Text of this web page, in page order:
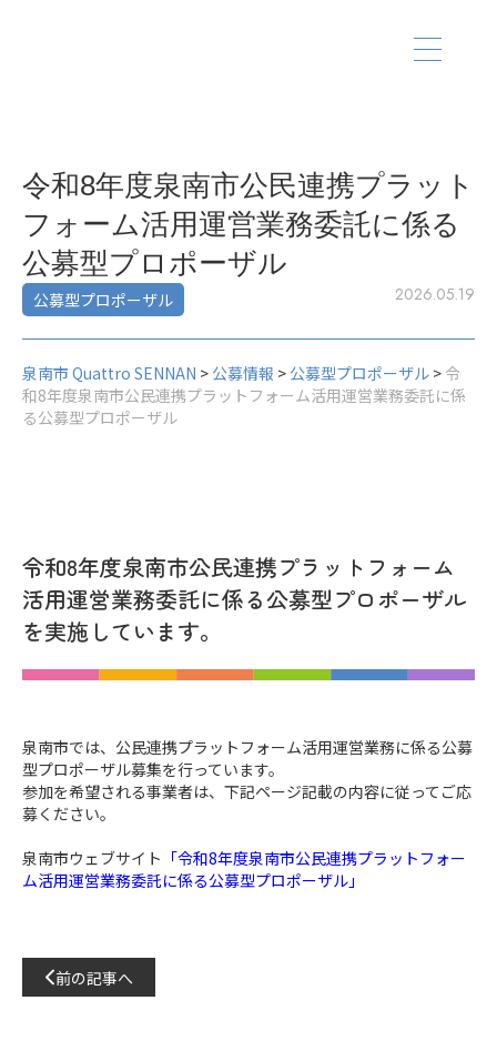
令和8年度泉南市公民連携プラット
フォーム活用運営業務委託に係る
公募型プロポーザル
公募型プロポーザル 2026.05.19
泉南市 Quattro SENNAN > 公募情報 > 公募型プロポーザル > 令
和8年度泉南市公民連携プラットフォーム活用運営業務委託に係
る公募型プロポーザル
令和8年度泉南市公民連携プラットフォーム
活用運営業務委託に係る公募型プロポーザル
を実施しています。
泉南市では、公民連携プラットフォーム活用運営業務に係る公募
型プロポーザル募集を行っています。
参加を希望される事業者は、下記ページ記載の内容に従ってご応
募ください。
泉南市ウェブサイト 「令和8年度泉南市公民連携プラットフォー
ム活用運営業務委託に係る公募型プロポーザル」
前の記事へ